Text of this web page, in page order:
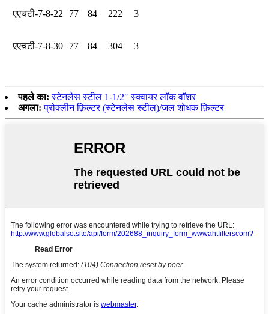
एएचटी-7-8-22 77 84 222 3
एएचटी-7-8-30 77 84 304 3
पहले का: स्टेनलेस स्टील 1-1/2″ स्क्वायर लॉक वॉशर
अगला: प्रोक्लीन फ़िल्टर (स्टेनलेस स्टील)/जल शोधक फ़िल्टर